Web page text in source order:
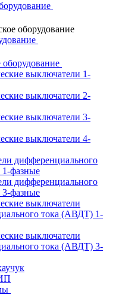
оборудование
выключатели 1-
выключатели 2-
выключатели 3-
выключатели 4-
дифференциального
фазные
дифференциального
фазные
выключатели
тока (АВДТ) 1-
выключатели
тока (АВДТ) 3-